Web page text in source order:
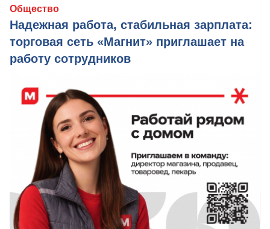
Общество
Надежная работа, стабильная зарплата:
торговая сеть «Магнит» приглашает на
работу сотрудников